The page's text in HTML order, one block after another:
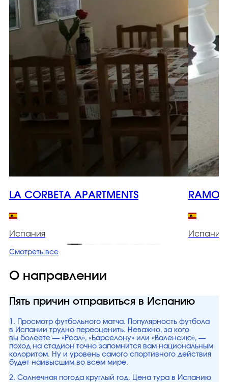
LA CORBETA APARTMENTS
Испания Испания
Смотреть все
О направлении
Пять причин отправиться в Испанию
1. Просмотр футбольного матча. Популярность футбола
в Испании трудно переоценить. Неважно, за кого
вы болеете — «Реал», «Барселону» или «Валенсию», —
поход на стадион точно запомнится вам национальным
колоритом. Ну и уровень самого спортивного действия
будет наивысшим во всем мире.
2. Солнечная погода круглый год. Цена тура в Испанию